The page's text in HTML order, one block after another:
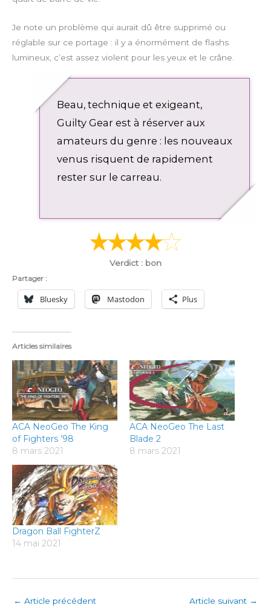
c
r
Je note un problème qui aurait dû être supprimé ou
réglable sur ce portage : il y a énormément de flashs
lumineux, c’est assez violent pour les yeux et le crâne.
Beau, technique et exigeant,
Guilty Gear est à réserver aux
amateurs du genre : les nouveaux
venus risquent de rapidement
rester sur le carreau.
Verdict : bon
Partager :
Bluesky Mastodon Plus
Articles similaires
ACA NeoGeo The King
of Fighters ’98
8 mars 2021
ACA NeoGeo The Last
Blade 2
8 mars 2021
Dragon Ball FighterZ
14 mai 2021
← Article précédent Article suivant →